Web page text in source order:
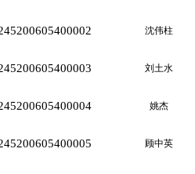
沈伟柱
刘土水
姚杰
顾中英